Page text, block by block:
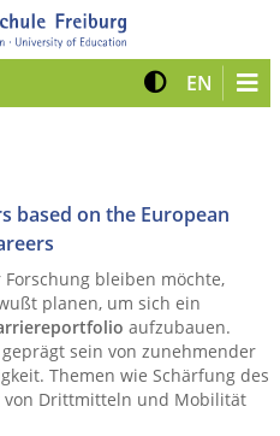
Kontrast
EN Zur
based on the European
bleiben möchte,
planen, um sich ein
aufzubauen.
sein von zunehmender
Themen wie Schärfung des
von Drittmitteln und Mobilität